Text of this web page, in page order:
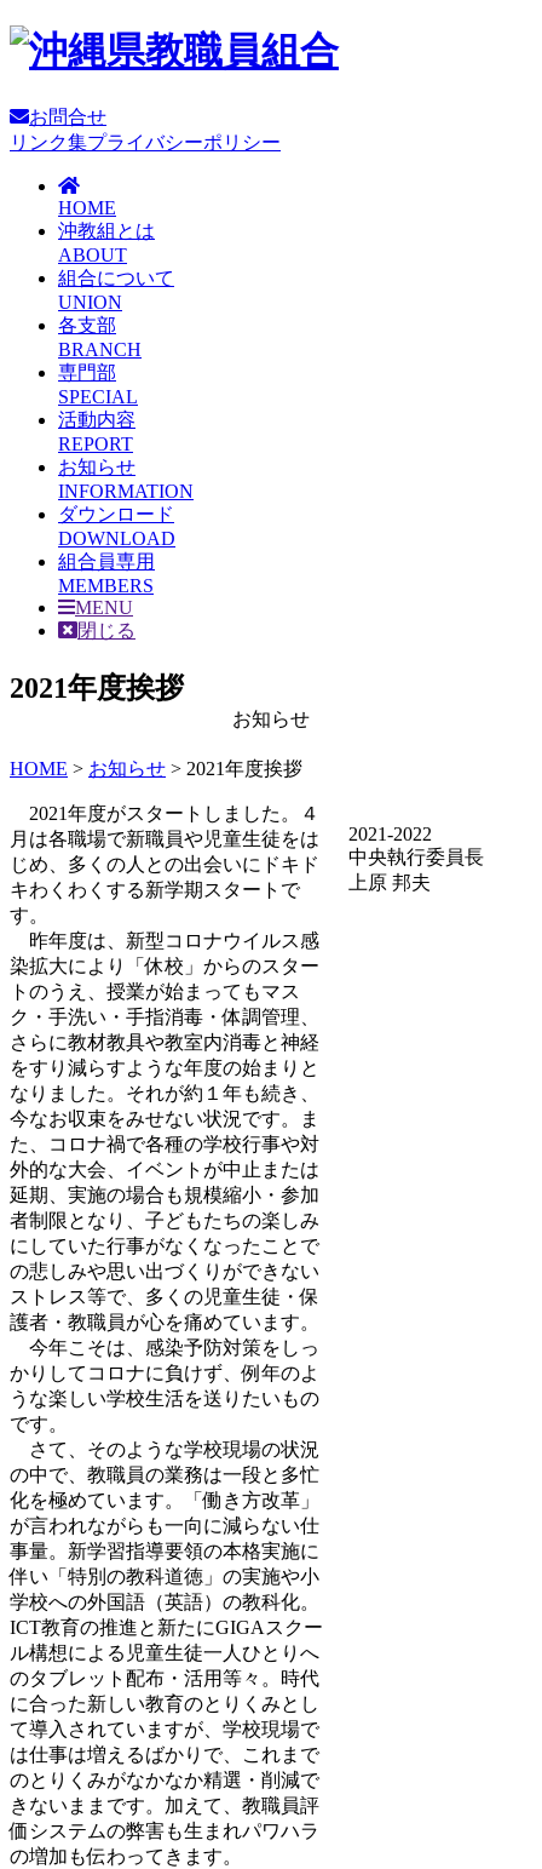
お問合せ
リンク集プライバシーポリシー
HOME
沖教組とは
ABOUT
組合について
UNION
各支部
BRANCH
専門部
SPECIAL
活動内容
REPORT
お知らせ
INFORMATION
ダウンロード
DOWNLOAD
組合員専用
MEMBERS
MENU
閉じる
2021年度挨拶
お知らせ
HOME > お知らせ > 2021年度挨拶
2021年度がスタートしました。４
月は各職場で新職員や児童生徒をは
じめ、多くの人との出会いにドキド
キわくわくする新学期スタートで
す。
昨年度は、新型コロナウイルス感
染拡大により「休校」からのスター
トのうえ、授業が始まってもマス
ク・手洗い・手指消毒・体調管理、
さらに教材教具や教室内消毒と神経
をすり減らすような年度の始まりと
なりました。それが約１年も続き、
今なお収束をみせない状況です。ま
た、コロナ禍で各種の学校行事や対
外的な大会、イベントが中止または
延期、実施の場合も規模縮小・参加
者制限となり、子どもたちの楽しみ
にしていた行事がなくなったことで
の悲しみや思い出づくりができない
ストレス等で、多くの児童生徒・保
護者・教職員が心を痛めています。
今年こそは、感染予防対策をしっ
かりしてコロナに負けず、例年のよ
うな楽しい学校生活を送りたいもの
です。
さて、そのような学校現場の状況
の中で、教職員の業務は一段と多忙
化を極めています。「働き方改革」
が言われながらも一向に減らない仕
事量。新学習指導要領の本格実施に
伴い「特別の教科道徳」の実施や小
学校への外国語（英語）の教科化。
ICT教育の推進と新たにGIGAスクー
ル構想による児童生徒一人ひとりへ
のタブレット配布・活用等々。時代
に合った新しい教育のとりくみとし
て導入されていますが、学校現場で
は仕事は増えるばかりで、これまで
のとりくみがなかなか精選・削減で
きないままです。加えて、教職員評
価システムの弊害も生まれパワハラ
の増加も伝わってきます。
2021-2022
中央執行委員長
上原 邦夫